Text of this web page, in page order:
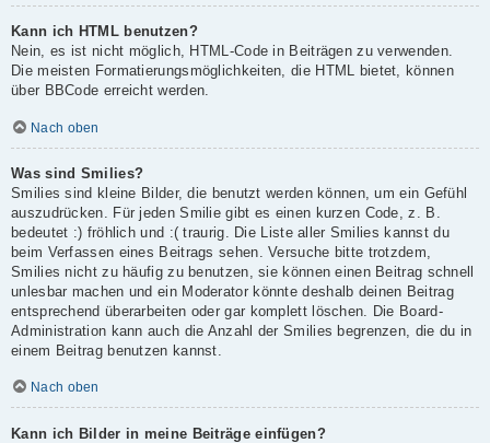
Kann ich HTML benutzen?
Nein, es ist nicht möglich, HTML-Code in Beiträgen zu verwenden.
Die meisten Formatierungsmöglichkeiten, die HTML bietet, können
über BBCode erreicht werden.
Nach oben
Was sind Smilies?
Smilies sind kleine Bilder, die benutzt werden können, um ein Gefühl
auszudrücken. Für jeden Smilie gibt es einen kurzen Code, z. B.
bedeutet :) fröhlich und :( traurig. Die Liste aller Smilies kannst du
beim Verfassen eines Beitrags sehen. Versuche bitte trotzdem,
Smilies nicht zu häufig zu benutzen, sie können einen Beitrag schnell
unlesbar machen und ein Moderator könnte deshalb deinen Beitrag
entsprechend überarbeiten oder gar komplett löschen. Die Board-
Administration kann auch die Anzahl der Smilies begrenzen, die du in
einem Beitrag benutzen kannst.
Nach oben
Kann ich Bilder in meine Beiträge einfügen?